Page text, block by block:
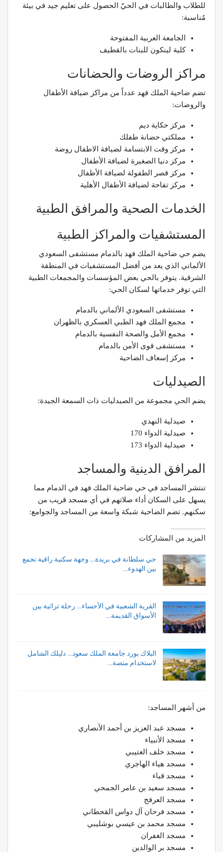
للطلاب والطالبات في الحيّ الحصول على تعليم جيد في بيئة
مُناسبة:
الجامعة العربية المفتوحة
كلية لينكون للبنات بالقطيف
مراكز الروضات والحضانات
تضم ضاحية الملك فهد عدداً من مراكز ضيافة الأطفال
والروضات:
مركز حكاية ديم
مملكتي حضانة طفلك
مركز وقت الابتسامة لضيافة الاطفال روضة
مركز دنيا الصغيرة لضيافة الأطفال
مركز قصر الطفولة لضيافة الأطفال
مركز تفاحة لضيافة الأطفال الأهلية
الخدمات الصحية والمرافق الطبية
المستشفيات والمراكز الطبية
يضم حي ضاحية الملك فهد بالدمام مستشفى السعودي
الألماني الذي يعد من أفضل المستشفيات في المنطقة
الشرقية. يتوفر بالحي بعض المؤسسات والمجمعات الطبية
التي توفر خدماتها لسكان الحي:
مستشفى السعودي الألماني بالدمام
مجمع الملك فهد الطبي العسكري بالظهران
مجمع الأمل والصحة النفسية بالدمام
مستشفى قوى الأمن بالدمام
مركز إسعاف الضاحية
الصيدليات
يضم الحي مجموعة من الصيدليات ذات السمعة الجيدة:
صيدلية النهدي
صيدلية الدواء 170
صيدلية الدواء 173
المرافق الدينية والمساجد
تنتشر المساجد في حي ضاحية الملك فهد في الدمام مما
يسهل على السكان أداء صلاتهم في أي مسجد قريب من
سكنهم. تضم الضاحية شبكة واسعة من المساجد والجوامع:
المزيد من المشاركات
حي سلطانة في بريدة… وجهة سكنية راقية تجمع
بين الهدوء…
القرية الشعبية في الأحساء… رحلة تراثية بين
الأسواق القديمة…
البلاك بورد جامعة الملك سعود… دليلك الشامل
لاستخدام منصة…
من أشهر المساجد:
مسجد عبد العزيز بن أحمد الأنصاري
مسجد الأنبياء
مسجد خلف العتيبي
مسجد هياء الهاجري
مسجد قباء
مسجد سعيد بن عامر الجمحي
مسجد العرفج
مسجد فرحان آل دواس القحطاني
مسجد محمد بن عيسي بوشليبي
مسجد الغفران
مسجد بر الوالدين